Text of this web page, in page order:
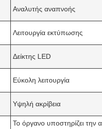
Αναλυτής αναπνοής
Λειτουργία εκτύπωσης
Δείκτης LED
Εύκολη λειτουργία
Υψηλή ακρίβεια
Το όργανο υποστηρίζει την